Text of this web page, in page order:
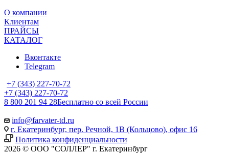
О компании
Клиентам
ПРАЙСЫ
КАТАЛОГ
Вконтакте
Telegram
+7 (343) 227-70-72
+7 (343) 227-70-72
8 800 201 94 28Бесплатно со всей России
info@farvater-td.ru
г. Екатеринбург, пер. Речной, 1В (Кольцово), офис 16
Политика конфиденциальности
2026 © ООО "СОЛЛЕР" г. Екатеринбург